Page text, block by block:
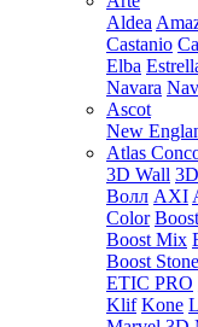
Aldea
Castanio
Elba
Navara
Ascot
New
Atlas
3D Wall
Волл AXI
Color
Boost Mix
Boost Stone
ETIC PRO
Klif Kone